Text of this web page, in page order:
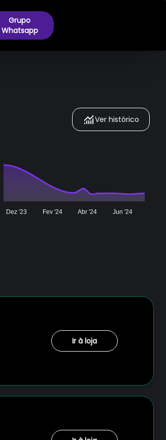
Grupo
Whatsapp
Ver histórico
Dez '23 Fev '24 Abr '24 Jun '24
Ir à loja